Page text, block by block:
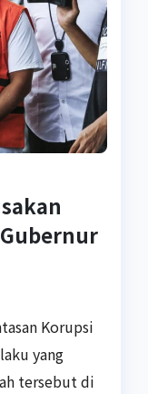
Korupsi
yang
tersebut di